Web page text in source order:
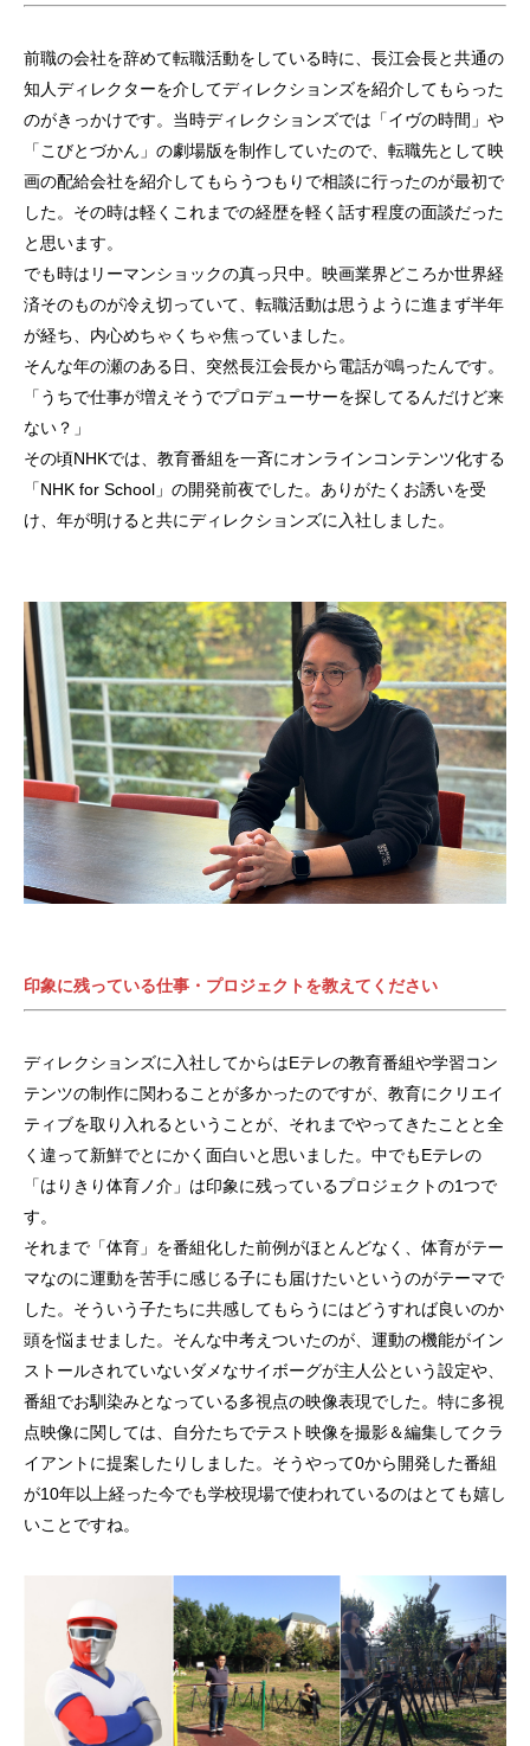
前職の会社を辞めて転職活動をしている時に、長江会長と共通の
知人ディレクターを介してディレクションズを紹介してもらった
のがきっかけです。当時ディレクションズでは「イヴの時間」や
「こびとづかん」の劇場版を制作していたので、転職先として映
画の配給会社を紹介してもらうつもりで相談に行ったのが最初で
した。その時は軽くこれまでの経歴を軽く話す程度の面談だった
と思います。
でも時はリーマンショックの真っ只中。映画業界どころか世界経
済そのものが冷え切っていて、転職活動は思うように進まず半年
が経ち、 内心めちゃくちゃ焦っていました。
そんな年の瀬のある日、突然長江会長から電話が鳴ったんです。
「うちで仕事が増えそうでプロデューサーを探してるんだけど来
ない？」
その頃NHKでは、教育番組を一斉にオンラインコンテンツ化する
「NHK for School」の開発前夜でした。ありがたくお誘いを受
け、年が明けると共にディレクションズに入社しました。
印象に残っている仕事・プロジェクトを教えてください
ディレクションズに入社してからはEテレの教育番組や学習コン
テンツの制作に関わることが多かったのですが、教育にクリエイ
ティブを取り入れるということが、それまでやってきたことと全
く違って新鮮でとにかく面白いと思いました。中でもEテレの
「はりきり体育ノ介」は印象に残っているプロジェクトの1つで
す。
それまで「体育」を番組化した前例がほとんどなく、体育がテー
マなのに運動を苦手に感じる子にも 届けたいというのがテーマで
した。 そういう子たちに共感してもらうにはどうすれば良いのか
頭を悩ませました。そんな中考えついたのが、運動の機能がイン
ストールされていないダメなサイボーグが主人公という設定や、
番組でお馴染みとなっている多視点の映像表現でした。特に多視
点映像に関しては、自分たちでテスト映像を撮影＆編集してクラ
イアントに提案したりしました。そうやって0から開発した番組
が10年以上経った今でも学校現場で使われているのはとても嬉し
いことですね。